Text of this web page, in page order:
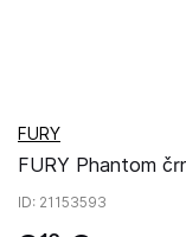
FURY
FURY Phantom
ID: 21153593